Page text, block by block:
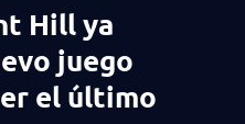
Hill ya
juego
el último